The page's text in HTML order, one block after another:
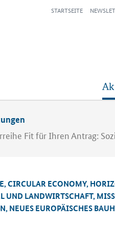
STARTSEITE
Fit für Ihren Antrag:
CIR­CU­LAR ECO­NO­MY,
UND LAND­WIRT­SCHAFT,
NEUES EU­RO­PÄI­SCHES